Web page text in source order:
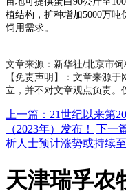
植结构，扩种增加5000万吨
饲用需求。
文章来源：新华社/北京市
【免责声明】：文章来源
立，并不对文章观点负责。
上一篇：21世纪以来第
（2023年）发布！
下一
析人士预计涨势或持续
天津瑞孚农